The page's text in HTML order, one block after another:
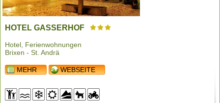
HOTEL GASSERHOF
Hotel, Ferienwohnungen
Brixen - St. Andrä
MEHR WEBSEITE